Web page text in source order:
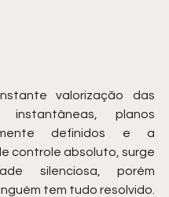
valorização das
instantâneas, planos
definidos e a
controle absoluto, surge
silenciosa, porém
tem tudo resolvido.